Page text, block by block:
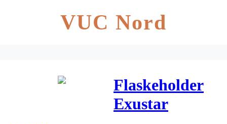
VUC Nord
Flaskeholder
Exustar